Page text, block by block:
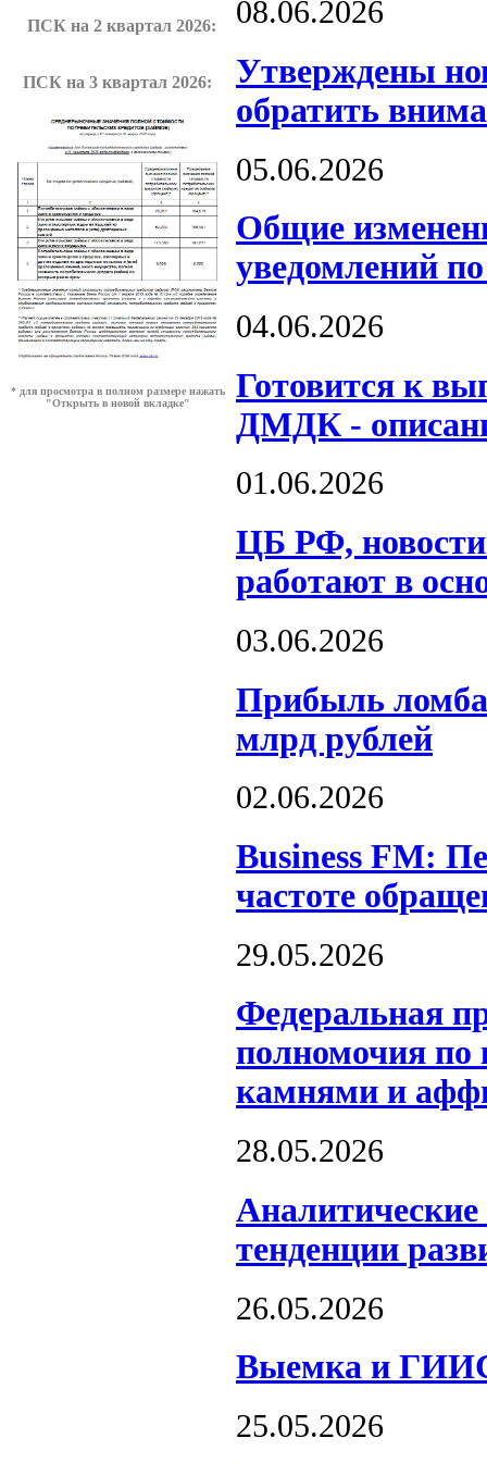
ПСК на 2 квартал 2026:
ПСК на 3 квартал 2026:
* для просмотра в полном размере нажать
"Открыть в новой вкладке"
08.06.2026
️Утверждены
обратить
05.06.2026
Общие
уведомлений
04.06.2026
Готовится к
ДМДК -
01.06.2026
ЦБ РФ, новости
работают в
03.06.2026
Прибыль
млрд рублей
02.06.2026
Business FM:
частоте
29.05.2026
Федеральная
полномочия по
камнями и
28.05.2026
тенденции
26.05.2026
Выемка и
25.05.2026